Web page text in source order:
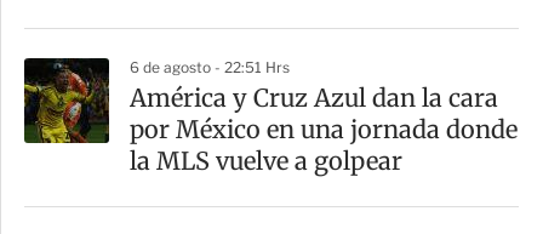
6 de agosto - 22:51 Hrs
América y Cruz Azul dan la cara
por México en una jornada donde
la MLS vuelve a golpear